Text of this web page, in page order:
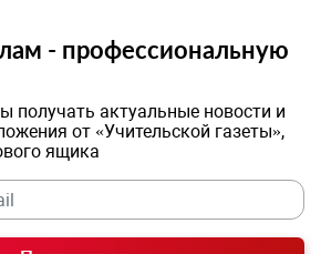
- профессиональную
получать актуальные новости и
от «Учительской газеты»,
ящика